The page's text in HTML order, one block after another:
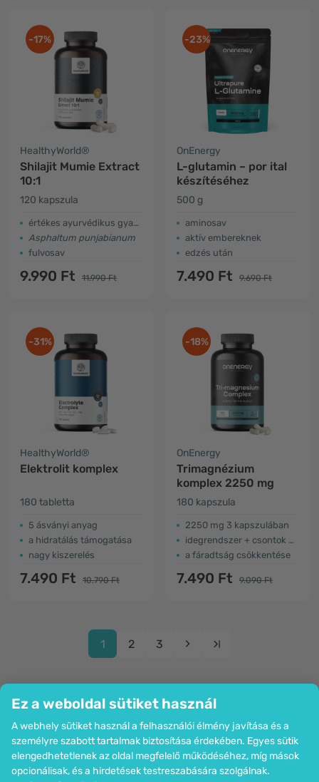
Ez a weboldal sütiket használ
A webhely sütiket használ a felhasználói élmény javítása és a
személyre szabott tartalmak biztosítása érdekében. Egyes sütik
elengedhetetlenek az oldal megfelelő működéséhez, míg mások
opcionálisak, és a hirdetések testreszabására szolgálnak.
-17%
HealthyWorld®
Shilajit Mumie Extract
10:1
120 kapszula
értékes ayurvédikus gyanta
Asphaltum punjabianum
fulvosav
9.990 Ft 11.990 Ft
-23%
OnEnergy
L-glutamin – por ital
készítéséhez
500 g
aminosav
aktív embereknek
edzés után
7.490 Ft 9.690 Ft
-31%
HealthyWorld®
Elektrolit komplex
180 tabletta
5 ásványi anyag
a hidratálás támogatása
nagy kiszerelés
7.490 Ft 10.790 Ft
-18%
OnEnergy
Trimagnézium
komplex 2250 mg
180 kapszula
2250 mg 3 kapszulában
idegrendszer + csontok + izmok
a fáradtság csökkentése
7.490 Ft 9.090 Ft
1 2 3
Cég
Információk
Csatlakozzon hozzánk